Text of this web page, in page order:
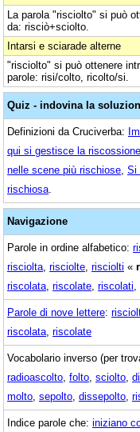
La parola "risciolto" si può
da: risciò+sciolto.
Intarsi e sciarade alterne
"risciolto" si può ottenere
parole: risi/colto, ricolto/si.
Quiz - indovina la
Definizioni da Cruciverba:
qui si gestisce la
nelle scene più rischiose Si
rischiosa
Navigazione
Parole in ordine alfabetico:
risciolta risciolte risciolti «
riscolata riscolate riscolati
Parole di nove lettere:
riscolata riscolate
Vocabolario inverso (per
radioascolto folto sciolto
molto sepolto dissepolto
Indice parole che: iniziano